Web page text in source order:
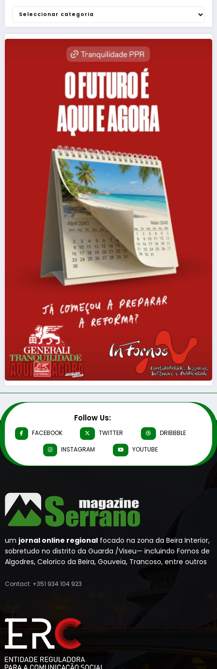
Categorias
Follow Us:
FACEBOOK TWITTER
DRIBBBLE
INSTAGRAM
YOUTUBE
um jornal online regional focado na zona da Beira Interior,
sobretudo no distrito da Guarda /Viseu— incluindo Fornos de
Algodres, Celorico da Beira, Gouveia, Trancoso, entre outros
Contact: +351 934 104 923